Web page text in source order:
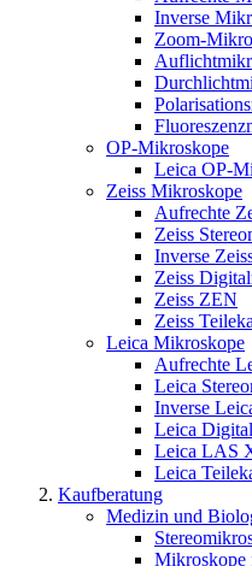
Inverse
Zoom-
OP-Mikroskope
Leica OP-
Zeiss Mikroskope
Aufrechte
Zeiss
Inverse
Zeiss
Zeiss ZEN
Zeiss
Leica Mikroskope
Aufrechte
Leica
Inverse
Leica
Leica LAS
Leica
Kaufberatung
Medizin und
Mikroskope